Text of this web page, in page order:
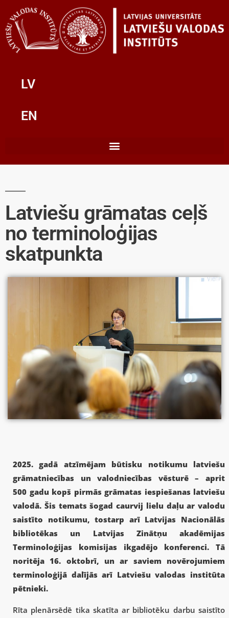
LV
EN
Latviešu grāmatas ceļš
no terminoloģijas
skatpunkta
2025. gadā atzīmējam būtisku notikumu latviešu
grāmatniecības un valodniecības vēsturē – aprit
500 gadu kopš pirmās grāmatas iespiešanas latviešu
valodā. Šis temats šogad caurvij lielu daļu ar valodu
saistīto notikumu, tostarp arī Latvijas Nacionālās
bibliotēkas un Latvijas Zinātņu akadēmijas
Terminoloģijas komisijas ikgadējo konferenci. Tā
noritēja 16. oktobrī, un ar saviem novērojumiem
terminoloģijā dalījās arī Latviešu valodas institūta
pētnieki.
Rīta plenārsēdē tika skatīta ar bibliotēku darbu saistīto